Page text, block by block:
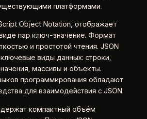
платформами.
Object Notation, отображает
пар ключ-значение. Формат
и простотой чтения. JSON
виды данных: строки,
массивы и объекты.
программирования обладают
для взаимодействия с JSON.
компактный объём